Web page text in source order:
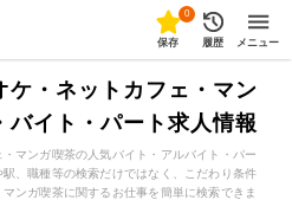
0
保存 履歴 メニュー
ケ・ネットカフェ・マン
バイト・パート求人情報
マンガ喫茶の人気バイト・アルバイト・パー
、職種等の検索だけではなく、こだわり条件
ンガ喫茶に関するお仕事を簡単に検索できま